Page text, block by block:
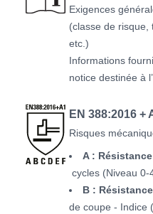
Exigences
(classe de risque,
etc.)
Informations
notice destinée à
EN 388:2016 +
Risques
A :
cycles (Niveau 0-
B :
de coupe - Indice